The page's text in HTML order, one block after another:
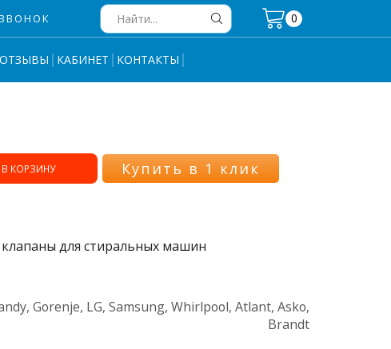
input
0
ОТЗЫВЫ КАБИНЕТ КОНТАКТЫ
В КОРЗИНУ Купить в 1 клик
для стиральных машин
Gorenje, LG, Samsung, Whirlpool, Atlant, Asko,
Brandt